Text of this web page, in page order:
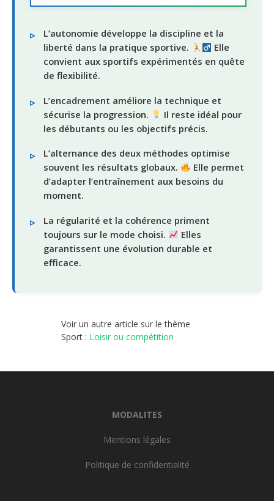
L’autonomie développe la discipline et la
liberté dans la pratique sportive.
Elle
convient aux sportifs expérimentés en quête
de flexibilité.
L’encadrement améliore la technique et
sécurise la progression.
Il reste idéal pour
les débutants ou les objectifs précis.
L’alternance des deux méthodes optimise
souvent les résultats globaux.
Elle permet
d’adapter l’entraînement aux besoins du
moment.
La régularité et la cohérence priment
toujours sur le mode choisi.
Elles
garantissent une évolution durable et
efficace.
Voir un autre article sur le thème
Sport : Loisir ou compétition
MODALITES
Mentions légales
Politique de confidentialité